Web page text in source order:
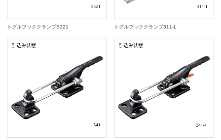
トグルフッククランプS321 トグルフッククランプ311-L